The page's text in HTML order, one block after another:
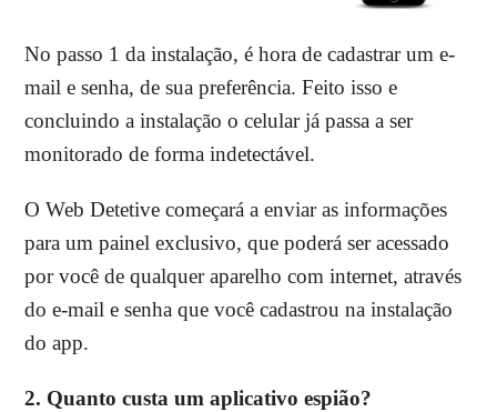
No passo 1 da instalação, é hora de cadastrar um e-
mail e senha, de sua preferência. Feito isso e
concluindo a instalação o celular já passa a ser
monitorado de forma indetectável.
O Web Detetive começará a enviar as informações
para um painel exclusivo, que poderá ser acessado
por você de qualquer aparelho com internet, através
do e-mail e senha que você cadastrou na instalação
do app.
2. Quanto custa um aplicativo espião?